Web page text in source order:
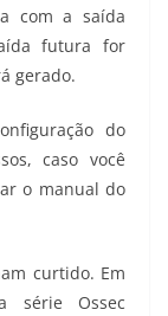
com a saída
futura for
gerado.
do
caso você
o manual do
curtido. Em
série Ossec